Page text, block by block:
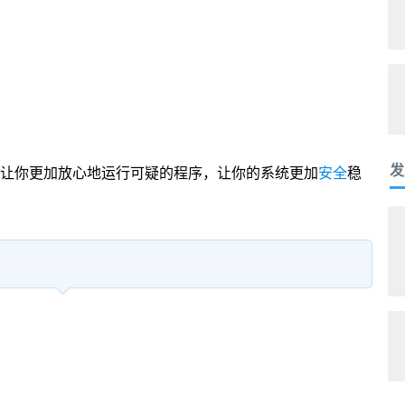
你更加放心地运行可疑的程序，让你的系统更加安全稳